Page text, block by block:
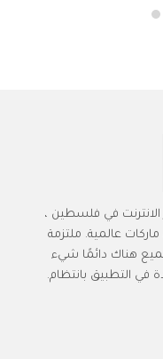
الانترنت في فلسطين ،
عالمية. ملتزمة
هناك دائمًا شيء
التطبيق بانتظام.